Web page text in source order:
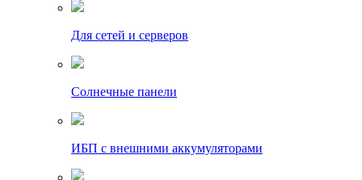
Для сетей и серверов
Солнечные панели
ИБП с внешними аккумуляторами